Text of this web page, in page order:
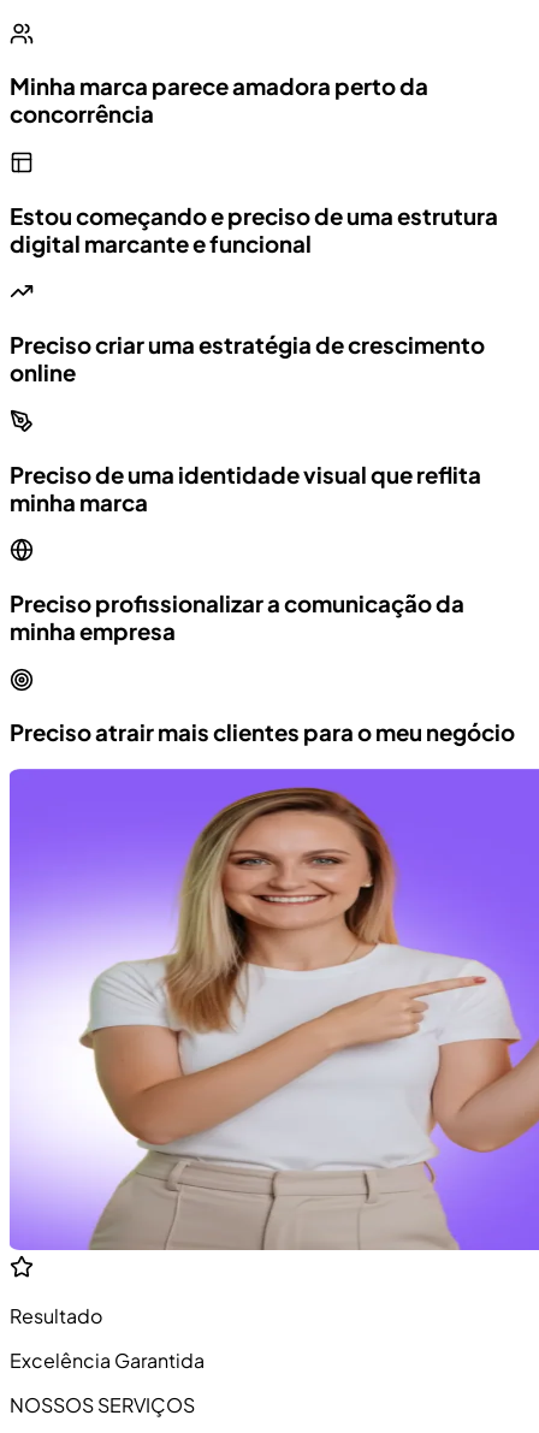
Minha marca parece amadora perto da
concorrência
Estou começando e preciso de uma estrutura
digital marcante e funcional
Preciso criar uma estratégia de crescimento
online
Preciso de uma identidade visual que reflita
minha marca
Preciso profissionalizar a comunicação da
minha empresa
Preciso atrair mais clientes para o meu negócio
Resultado
Excelência Garantida
NOSSOS SERVIÇOS